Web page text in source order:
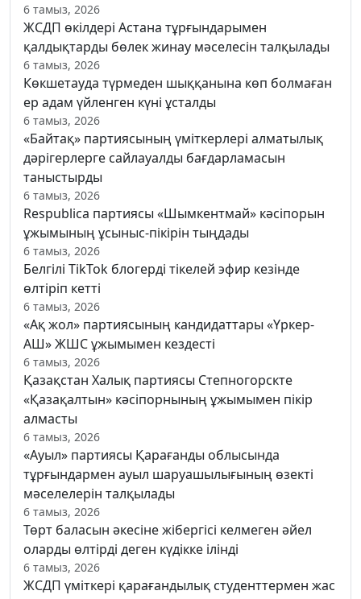
6 тамыз, 2026
ЖСДП өкілдері Астана тұрғындарымен
қалдықтарды бөлек жинау мәселесін талқылады
6 тамыз, 2026
Көкшетауда түрмеден шыққанына көп болмаған
ер адам үйленген күні ұсталды
6 тамыз, 2026
«Байтақ» партиясының үміткерлері алматылық
дәрігерлерге сайлауалды бағдарламасын
таныстырды
6 тамыз, 2026
Respublica партиясы «Шымкентмай» кәсіпорын
ұжымының ұсыныс-пікірін тыңдады
6 тамыз, 2026
Белгілі TikTok блогерді тікелей эфир кезінде
өлтіріп кетті
6 тамыз, 2026
«Ақ жол» партиясының кандидаттары «Үркер-
АШ» ЖШС ұжымымен кездесті
6 тамыз, 2026
Қазақстан Халық партиясы Степногорскте
«Қазақалтын» кәсіпорнының ұжымымен пікір
алмасты
6 тамыз, 2026
«Ауыл» партиясы Қарағанды облысында
тұрғындармен ауыл шаруашылығының өзекті
мәселелерін талқылады
6 тамыз, 2026
Төрт баласын әкесіне жібергісі келмеген әйел
оларды өлтірді деген күдікке ілінді
6 тамыз, 2026
ЖСДП үміткері қарағандылық студенттермен жас